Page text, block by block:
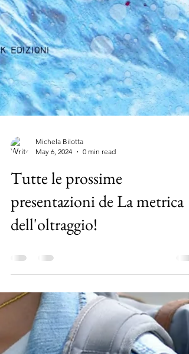
Michela Bilotta
May 6, 2024
0 min read
Tutte le prossime
presentazioni de La metrica
dell'oltraggio!